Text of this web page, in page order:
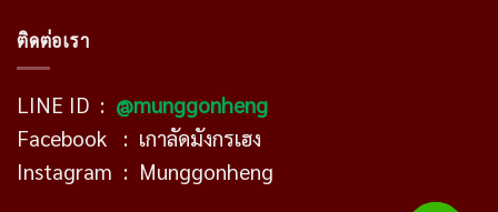
ติดต่อเรา
LINE ID : @munggonheng
Facebook : เกาลัดมังกรเฮง
Instagram : Munggonheng